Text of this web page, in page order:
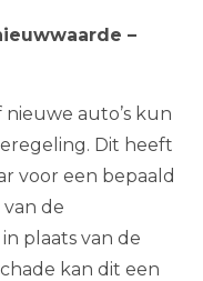
–
auto’s kun
Dit heeft
voor een bepaald
de
plaats van de
kan dit een